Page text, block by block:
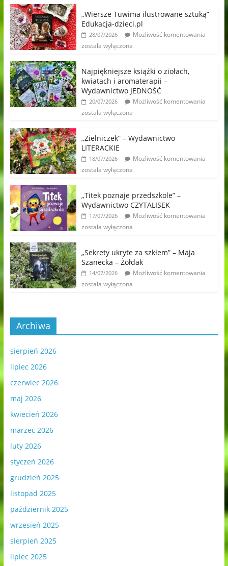
„Wiersze Tuwima ilustrowane sztuką”
Edukacja-dzieci.pl
28/07/2026
Możliwość komentowania
została wyłączona
Najpiękniejsze książki o ziołach,
kwiatach i aromaterapii –
Wydawnictwo JEDNOŚĆ
20/07/2026
Możliwość komentowania
została wyłączona
„Zielniczek” – Wydawnictwo
LITERACKIE
18/07/2026
Możliwość komentowania
została wyłączona
„Titek poznaje przedszkole” –
Wydawnictwo CZYTALISEK
17/07/2026
Możliwość komentowania
została wyłączona
„Sekrety ukryte za szkłem” – Maja
Szanecka – Żołdak
14/07/2026
Możliwość komentowania
została wyłączona
Archiwa
sierpień 2026
lipiec 2026
czerwiec 2026
maj 2026
kwiecień 2026
marzec 2026
luty 2026
styczeń 2026
grudzień 2025
listopad 2025
październik 2025
wrzesień 2025
sierpień 2025
lipiec 2025